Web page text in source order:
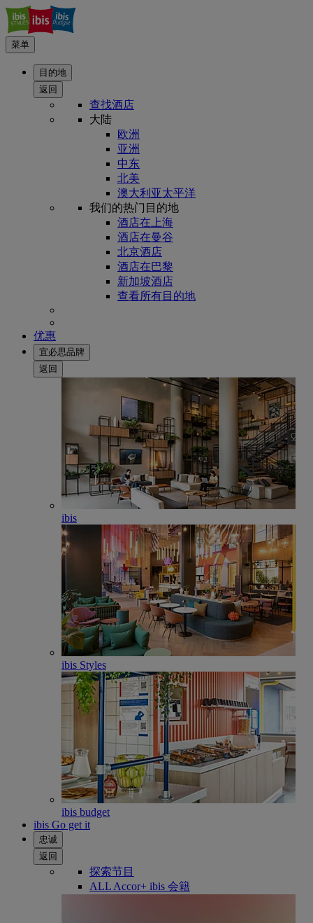
菜单
目的地
返回
查找酒店
大陆
欧洲
亚洲
中东
北美
澳大利亚太平洋
我们的热门目的地
酒店在上海
酒店在曼谷
北京酒店
酒店在巴黎
新加坡酒店
查看所有目的地
优惠
宜必思品牌
返回
ibis
ibis Styles
ibis budget
ibis Go get it
忠诚
返回
探索节目
ALL Accor+ ibis 会籍